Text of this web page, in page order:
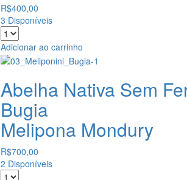
R$400,00
3 Disponíveis
Adicionar ao carrinho
Abelha Nativa Sem
Bugia
Melipona Mondury
R$700,00
2 Disponíveis